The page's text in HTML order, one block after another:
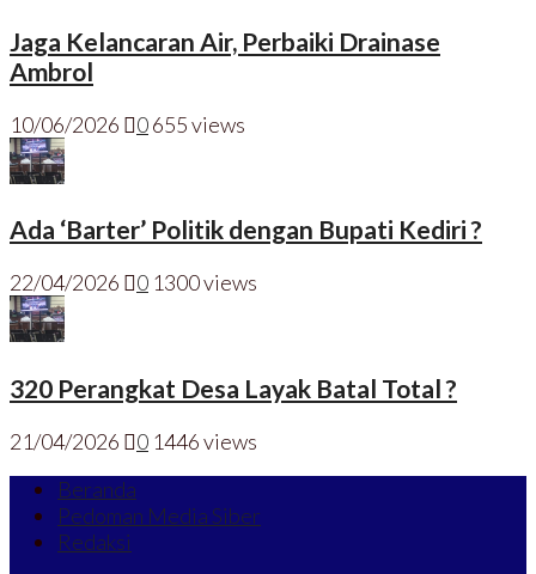
Jaga Kelancaran Air, Perbaiki Drainase
Ambrol
10/06/2026 0655 views
Ada ‘Barter’ Politik dengan Bupati Kediri ?
22/04/2026 0 1300 views
320 Perangkat Desa Layak Batal Total ?
21/04/2026 0 1446 views
Beranda
Pedoman Media Siber
Redaksi